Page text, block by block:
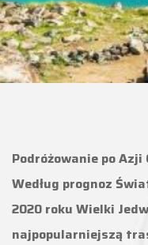
Podróżowanie po
Według prognoz
2020 roku Wielki
najpopularniejszą